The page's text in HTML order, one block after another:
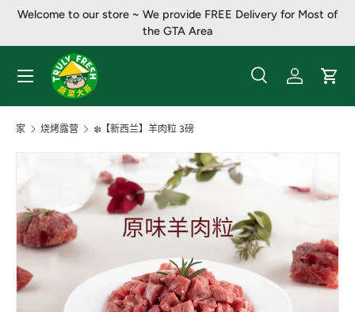
Welcome to our store ~ We provide FREE Delivery for Most of
the GTA Area
搜索
产品类别
搜索 登录 大车
菜单
家 烧烤露营 ❄️【新西兰】羊肉粒 3磅